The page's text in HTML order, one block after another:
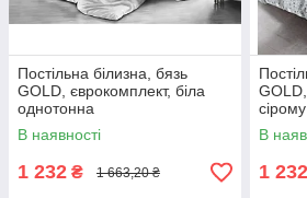
Постільна білизна, бязь
GOLD, єврокомплект, біла
однотонна
В наявності
1 232 ₴ 1 663,20 ₴
сірому
В
1 232